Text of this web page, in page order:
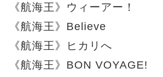
《航海王》ウィーアー！
《航海王》Believe
《航海王》ヒカリへ
《航海王》BON VOYAGE!